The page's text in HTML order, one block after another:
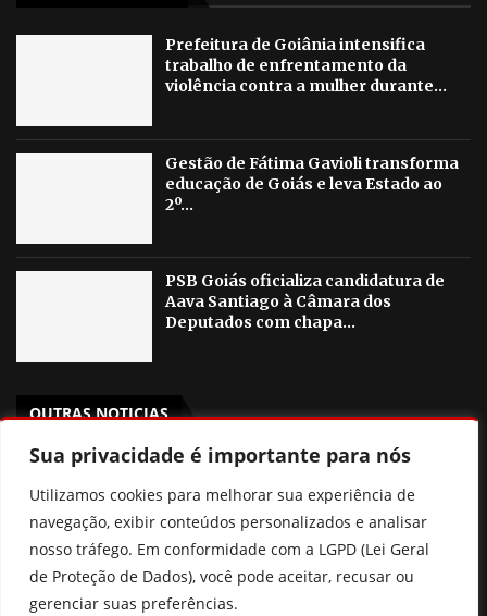
Sua privacidade é importante para nós
Utilizamos cookies para melhorar sua experiência de
navegação, exibir conteúdos personalizados e analisar
nosso tráfego. Em conformidade com a LGPD (Lei Geral
de Proteção de Dados), você pode aceitar, recusar ou
gerenciar suas preferências.
Prefeitura de Goiânia intensifica
trabalho de enfrentamento da
violência contra a mulher durante...
Gestão de Fátima Gavioli transforma
educação de Goiás e leva Estado ao
2º...
PSB Goiás oficializa candidatura de
Aava Santiago à Câmara dos
Deputados com chapa...
OUTRAS NOTICIAS
“Político também salva vidas”, diz Dr. Zacharias Calil ao
ser oficializado candidato ao Senado pelo MDB
Pix Pensão: o que realmente muda? Entenda a nova lei
sem cair nas fake news
Ciclone bomba: entenda o fenômeno e áreas de risco no